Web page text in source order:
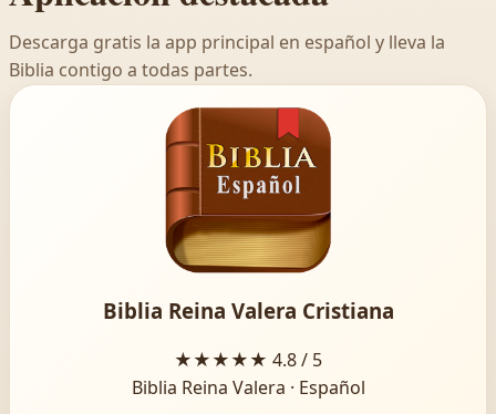
Descarga gratis la app principal en español y lleva la
Biblia contigo a todas partes.
Biblia Reina Valera Cristiana
★★★★★ 4.8 / 5
Biblia Reina Valera · Español